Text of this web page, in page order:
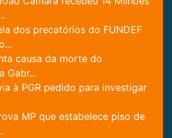
dos precatórios do FUNDEF
causa da morte do
Gabr...
à PGR pedido para investigar
MP que estabelece piso de